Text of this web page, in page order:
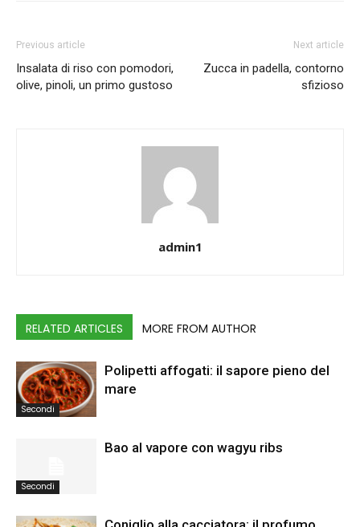
Previous article
Insalata di riso con pomodori,
olive, pinoli, un primo gustoso
Next article
Zucca in padella, contorno
sfizioso
admin1
RELATED ARTICLES MORE FROM AUTHOR
Secondi
Polipetti affogati: il sapore pieno del
mare
Secondi
Bao al vapore con wagyu ribs